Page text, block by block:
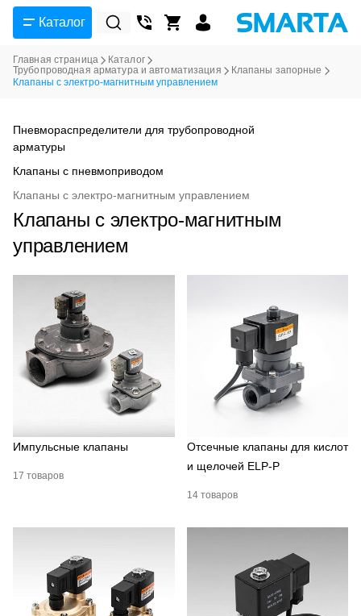
Каталог
Главная страница
Каталог
Трубопроводная арматура и автоматизация
Клапаны запорные
Клапаны с электро-магнитным управлением
Пневмораспределители для трубопроводной
арматуры
Клапаны с пневмоприводом
Клапаны с электро-магнитным управлением
Клапаны с электро-магнитным
управлением
Импульсные клапаны
17 товаров
Отсечные клапаны для кислот
и щелочей ELP-P
14 товаров